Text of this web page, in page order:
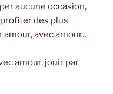
aucune occasion,
des plus
amour, avec amour…
amour, jouir par